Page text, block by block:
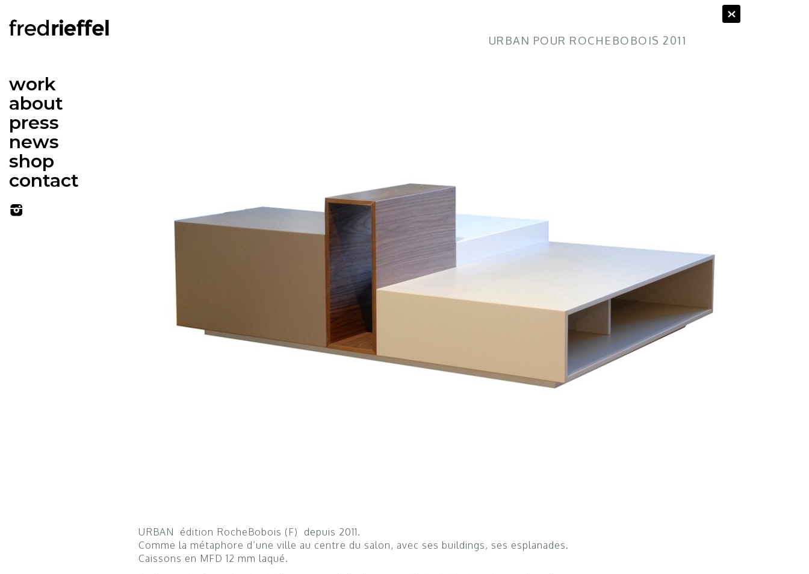
work
about
press
news
shop
contact
URBAN POUR ROCHEBOBOIS 2011
URBAN édition RocheBobois (F) depuis 2011.
Comme la métaphore d’une ville au centre du salon, avec ses buildings, ses esplanades.
Caissons en MFD 12 mm laqué.